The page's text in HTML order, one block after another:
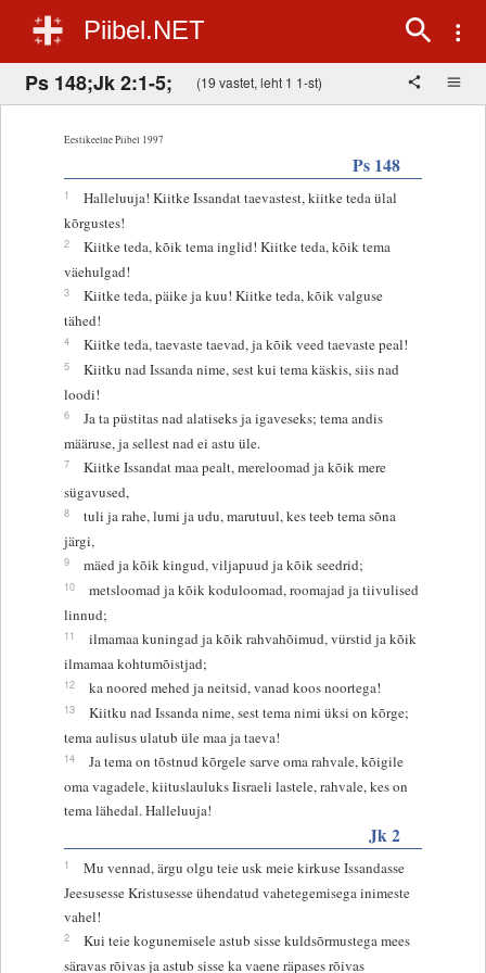
Piibel.NET
Ps 148;Jk 2:1-5; (19 vastet, leht 1 1-st)
Eestikeelne Piibel 1997
Ps 148
1
Halleluuja! Kiitke Issandat taevastest, kiitke teda ülal
kõrgustes!
2
Kiitke teda, kõik tema inglid! Kiitke teda, kõik tema
väehulgad!
3
Kiitke teda, päike ja kuu! Kiitke teda, kõik valguse
tähed!
4 Kiitke teda, taevaste taevad, ja kõik veed taevaste peal!
5
Kiitku nad Issanda nime, sest kui tema käskis, siis nad
loodi!
6
Ja ta püstitas nad alatiseks ja igaveseks; tema andis
määruse, ja sellest nad ei astu üle.
7
Kiitke Issandat maa pealt, mereloomad ja kõik mere
sügavused,
8
tuli ja rahe, lumi ja udu, marutuul, kes teeb tema sõna
järgi,
9 mäed ja kõik kingud, viljapuud ja kõik seedrid;
10
metsloomad ja kõik koduloomad, roomajad ja tiivulised
linnud;
11
ilmamaa kuningad ja kõik rahvahõimud, vürstid ja kõik
ilmamaa kohtumõistjad;
12 ka noored mehed ja neitsid, vanad koos noortega!
13
Kiitku nad Issanda nime, sest tema nimi üksi on kõrge;
tema aulisus ulatub üle maa ja taeva!
14
Ja tema on tõstnud kõrgele sarve oma rahvale, kõigile
oma vagadele, kiituslauluks Iisraeli lastele, rahvale, kes on
tema lähedal. Halleluuja!
Jk 2
1
Mu vennad, ärgu olgu teie usk meie kirkuse Issandasse
Jeesusesse Kristusesse ühendatud vahetegemisega inimeste
vahel!
2
Kui teie kogunemisele astub sisse kuldsõrmustega mees
säravas rõivas ja astub sisse ka vaene räpases rõivas